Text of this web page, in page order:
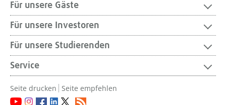
Für unsere Gäste
Für unsere Investoren
Für unsere Studierenden
Service
Seite drucken Seite empfehlen